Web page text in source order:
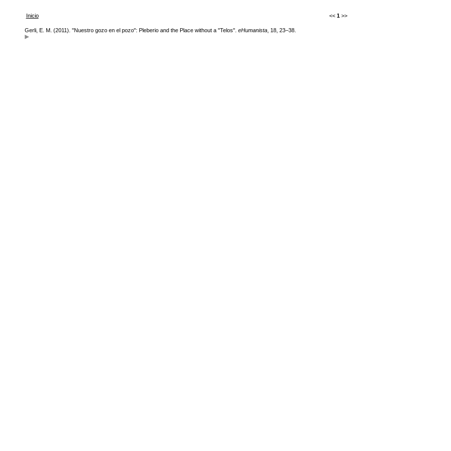
Inicio << 1 >>
Gerli, E. M. (2011). "Nuestro gozo en el pozo": Pleberio and the Place without a "Telos". eHumanista, 18, 23–38.